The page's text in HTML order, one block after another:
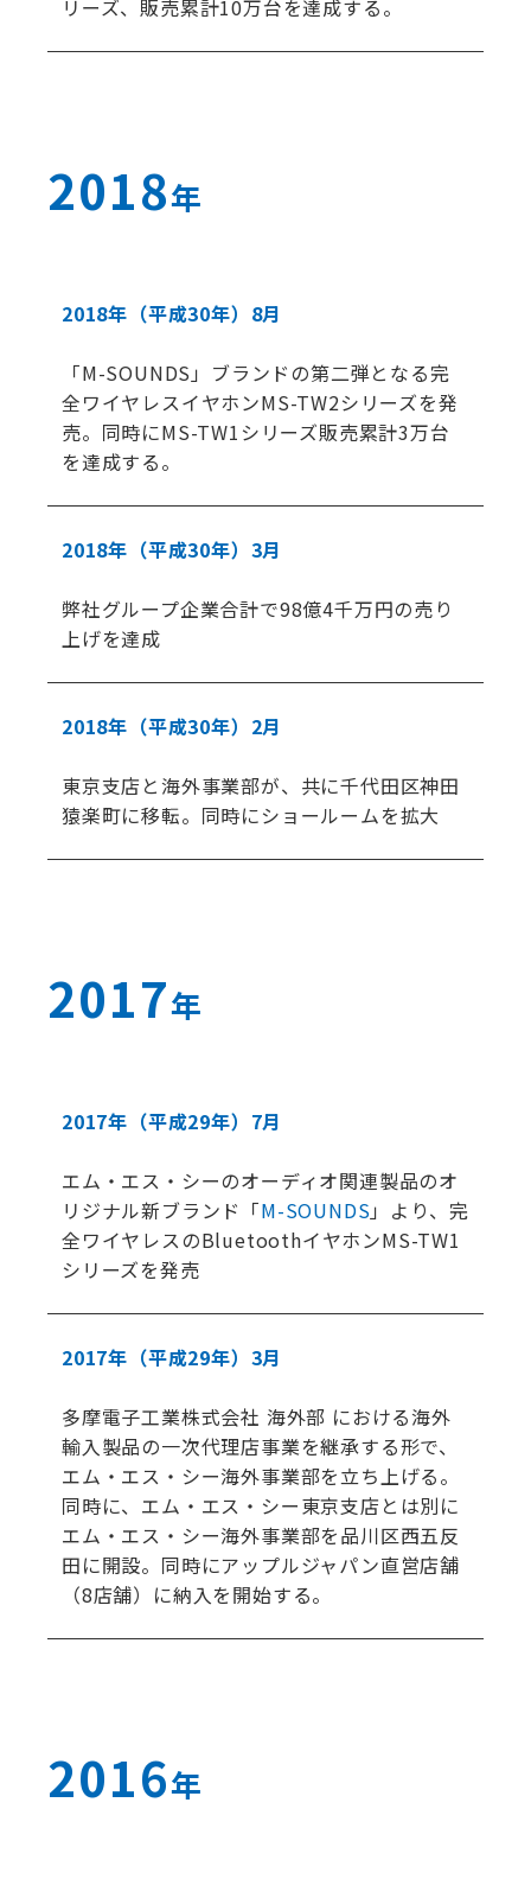
リーズ、販売累計10万台を達成する。
2018年
2018年 （平成30年） 8月
「M-SOUNDS」ブランドの第二弾となる完
全ワイヤレスイヤホンMS-TW2シリーズを発
売。同時にMS-TW1シリーズ販売累計3万台
を達成する。
2018年 （平成30年） 3月
弊社グループ企業合計で98億4千万円の売り
上げを達成
2018年 （平成30年） 2月
東京支店と海外事業部が、共に千代田区神田
猿楽町に移転。同時にショールームを拡大
2017年
2017年 （平成29年） 7月
エム・エス・シーのオーディオ関連製品のオ
リジナル新ブランド「M-SOUNDS」より、完
全ワイヤレスのBluetoothイヤホンMS-TW1
シリーズを発売
2017年 （平成29年） 3月
多摩電子工業株式会社 海外部 における海外
輸入製品の一次代理店事業を継承する形で、
エム・エス・シー海外事業部を立ち上げる。
同時に、エム・エス・シー東京支店とは別に
エム・エス・シー海外事業部を品川区西五反
田に開設。同時にアップルジャパン直営店舗
（8店舗）に納入を開始する。
2016年